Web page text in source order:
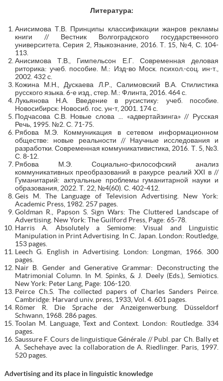
Литература:
Анисимова Т.В. Принципы классификации жанров рекламы
книги // Вестник Волгоградского государственного
университета. Серия 2, Языкознание, 2016. Т. 15, №4, С. 104-
113.
Анисимова Т.В., Гимпельсон Е.Г. Современная деловая
риторика: учеб. пособие. М.: Изд-во Моск. психол.-соц. ин-т.,
2002. 432 с.
Кожина М.Н., Дускаева Л.Р., Салимовский В.А. Стилистика
русского языка. 6-е изд., стер. М.: Флинта, 2016. 464 с.
Лукьянова Н.А. Введение в русистику: учеб. пособие.
Новосибирск: Новосиб. гос. ун-т, 2001. 174 с.
Подчасова С.В. Новые слова ... «адвертайзинга» // Русская
Речь, 1995. №2. С. 71-75.
Рябова М.Э. Коммуникация в сетевом информационном
обществе: новые реальности // Научные исследования и
разработки. Современная коммуникативистика, 2016. Т. 5, №3.
С. 8-12.
Рябова М.Э. Социально-философский анализ
коммуникативных преобразований в ракурсе реалий XXI в //
Гуманитарий: актуальные проблемы гуманитарной науки и
образования, 2022. Т. 22, №4(60). С. 402-412.
Geis M. The Language of Television Advertising. New York:
Academic Press, 1982. 257 pages.
Goldman R., Papson S. Sign Wars: The Cluttered Landscape of
Advertising. New York: The Guilford Press, Page: 65-78.
Harris A. Absolutely a Semiome: Visual and Linguistic
Manipulation in Print Advertising. In C. Japan. London: Routledge,
153 pages.
Leech G. English in Advertising. London: Longman, 1966. 300
pages.
Nair B. Gender and Generative Grammar: Deconstructing the
Matrimonial Column. In M. Spinks, & J. Deely (Eds.), Semiotics.
New York: Peter Lang, Page: 106-120.
Peirce Ch.S. The collected papers of Charles Sanders Peirce.
Cambridge: Harvard univ. press, 1933, Vol. 4. 601 pages.
Römer R. Die Sprache der Anzeigenwerbung. Düsseldorf
Schwann, 1968. 286 pages.
Toolan M. Language, Text and Context. London: Routledge. 334
pages.
Saussure F. Cours de linguistique Générale // Publ. par Ch. Bally et
A. Sechehaye avec la collaboration de A. Riedlinger. Paris, 1997.
520 pages.
Advertising and its place in linguistic knowledge